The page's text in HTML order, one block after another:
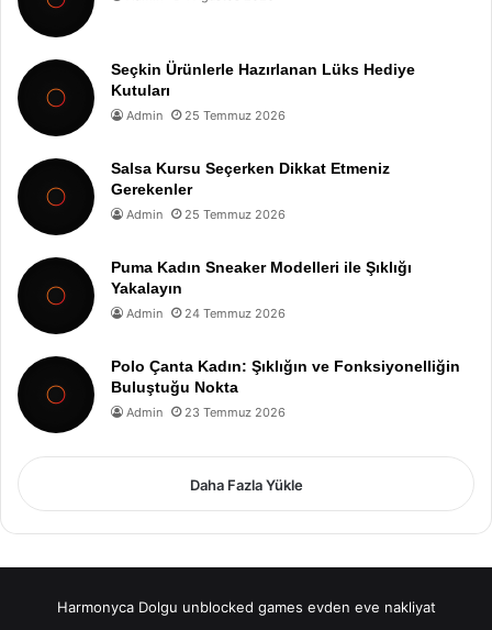
Seçkin Ürünlerle Hazırlanan Lüks Hediye
Kutuları
Admin 25 Temmuz 2026
Salsa Kursu Seçerken Dikkat Etmeniz
Gerekenler
Admin 25 Temmuz 2026
Puma Kadın Sneaker Modelleri ile Şıklığı
Yakalayın
Admin 24 Temmuz 2026
Polo Çanta Kadın: Şıklığın ve Fonksiyonelliğin
Buluştuğu Nokta
Admin 23 Temmuz 2026
Daha Fazla Yükle
Harmonyca Dolgu unblocked games evden eve nakliyat